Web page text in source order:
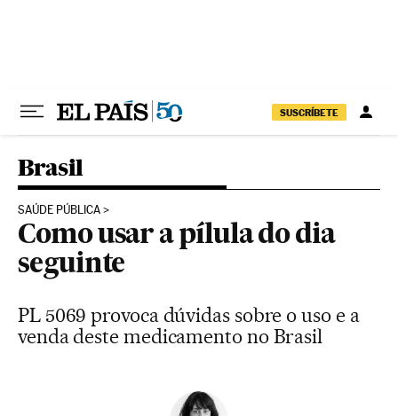
SUSCRÍBETE
Brasil
SAÚDE PÚBLICA
Como usar a pílula do dia
seguinte
PL 5069 provoca dúvidas sobre o uso e a
venda deste medicamento no Brasil